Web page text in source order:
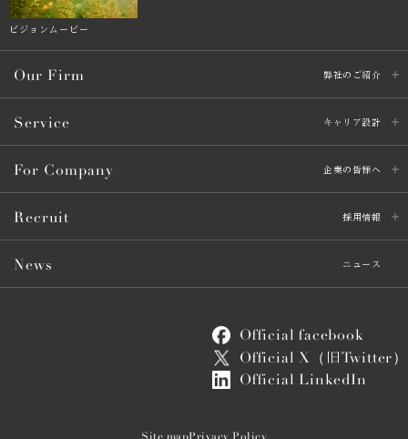
ビジョンムービー
Our Firm 弊社のご紹介
Service キャリア設計
For Company 企業の皆様へ
Recruit 採用情報
News ニュース
Official facebook
Official X（ 旧Twitter）
Official LinkedIn